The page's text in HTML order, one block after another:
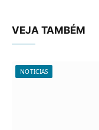
VEJA TAMBÉM
NOTICIAS